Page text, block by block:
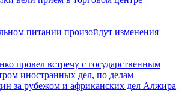
питании произойдут изменения
провел встречу с государственным
иностранных дел, по делам
за рубежом и африканских дел Алжира